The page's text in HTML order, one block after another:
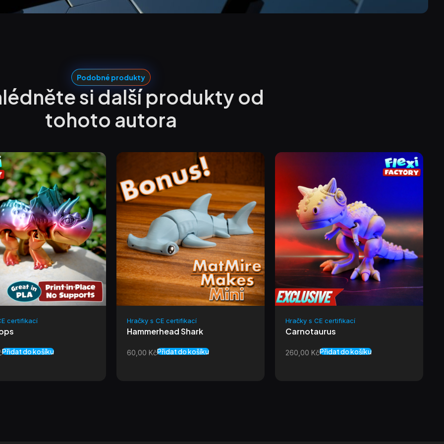
Podobné produkty
si další produkty od
tohoto autora
certifikací
Přidat do košíku
Hračky s CE certifikací
Hammerhead Shark
60,00 KčPřidat do košíku
Hračky s CE certifikací
Carnotaurus
260,00 KčPřidat do košíku